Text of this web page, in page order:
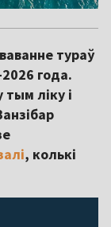
тураў
года.
ліку і
, колькі